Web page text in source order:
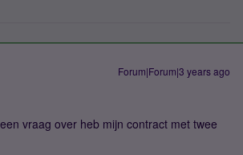
Forum|Forum|3 years ago
vraag over heb mijn contract met twee